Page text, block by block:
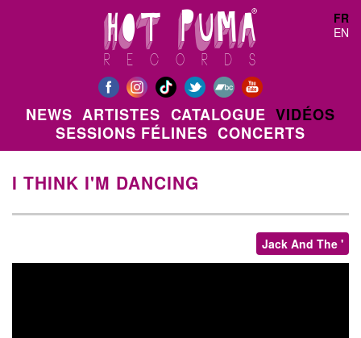
FR
EN
NEWS ARTISTES CATALOGUE VIDÉOS
SESSIONS FÉLINES CONCERTS
I THINK I'M DANCING
Jack And The '